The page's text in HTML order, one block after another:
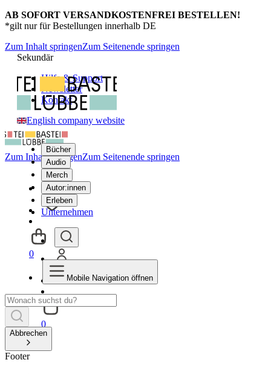
AB SOFORT VERSANDKOSTENFREI BESTELLEN!
*gilt nur für Bestellungen innerhalb DE
Zum Inhalt springenZum Seitenende springen
Sekundär
Hilfe & Support
Newsletter
Kontakt
English company website
Bücher
Audio
Merch
Autor:innen
Erleben
Unternehmen
0
Zum Inhalt springenZum Seitenende springen
0
Mobile Navigation öffnen
Abbrechen
Footer